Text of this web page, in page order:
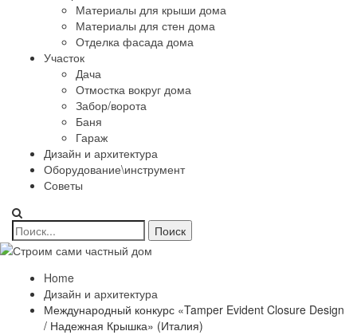
Материалы для крыши дома
Материалы для стен дома
Отделка фасада дома
Участок
Дача
Отмостка вокруг дома
Забор/ворота
Баня
Гараж
Дизайн и архитектура
Оборудование\инструмент
Советы
Home
Дизайн и архитектура
Международный конкурс «Tamper Evident Closure Design
/ Надежная Крышка» (Италия)